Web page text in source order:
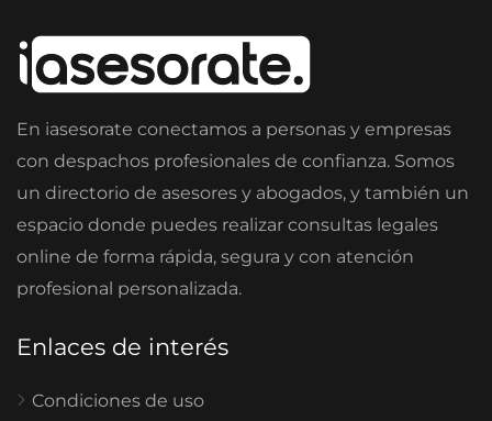
En iasesorate conectamos a personas y empresas
con despachos profesionales de confianza. Somos
un directorio de asesores y abogados, y también un
espacio donde puedes realizar consultas legales
online de forma rápida, segura y con atención
profesional personalizada.
Enlaces de interés
Condiciones de uso